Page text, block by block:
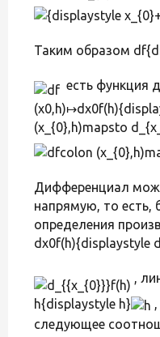
Таким образом
есть функция
(x_{0},h)mapsto
Дифференциал
напрямую, то есть,
определения
dx0f(h){displaystyle
,
h{displaystyle h}
следующее